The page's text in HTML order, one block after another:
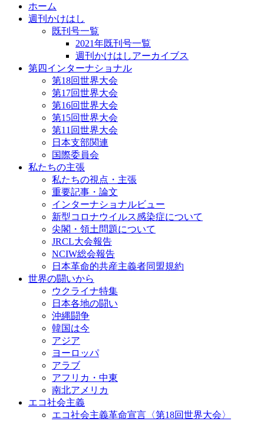
ホーム
週刊かけはし
既刊号一覧
2021年既刊号一覧
週刊かけはしアーカイブス
第四インターナショナル
第18回世界大会
第17回世界大会
第16回世界大会
第15回世界大会
第11回世界大会
日本支部関連
国際委員会
私たちの主張
私たちの視点・主張
重要記事・論文
インターナショナルビュー
新型コロナウイルス感染症について
尖閣・領土問題について
JRCL大会報告
NCIW総会報告
日本革命的共産主義者同盟規約
世界の闘いから
ウクライナ特集
日本各地の闘い
沖縄闘争
韓国は今
アジア
ヨーロッパ
アラブ
アフリカ・中東
南北アメリカ
エコ社会主義
エコ社会主義革命宣言〈第18回世界大会〉